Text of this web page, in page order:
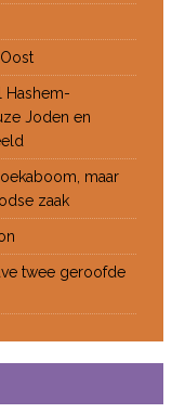
Hashem-
Joden en
maar
zaak
twee geroofde